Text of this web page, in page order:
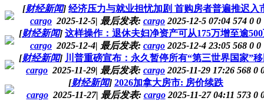
[财经新闻] 经济压力与就业担忧加剧 首购房者普遍推迟入
cargo 2025-12-5| 最后发表: cargo 2025-12-5 07:04 574 0 0
[财经新闻] 这样操作：退休夫妇净资产可从175万增至逾
cargo 2025-12-4| 最后发表: cargo 2025-12-4 23:05 568 0 0
[财经新闻] 川普重磅宣布：永久暂停所有“第三世界国家”
cargo 2025-11-29| 最后发表: cargo 2025-11-29 17:26 568 0
[财经新闻] 2026加拿大房市: 房价续跌
cargo 2025-11-27| 最后发表: cargo2025-11-27 04:11 573 0